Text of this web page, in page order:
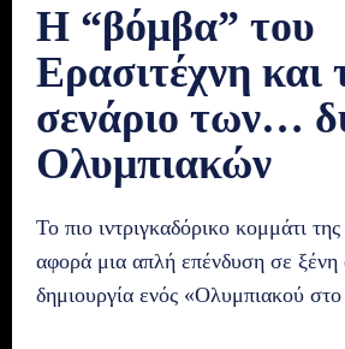
Η “βόμβα” του
Ερασιτέχνη και
σενάριο των…
Ολυμπιακών
Το πιο ιντριγκαδόρικο κομμάτι
αφορά μια απλή επένδυση σε
δημιουργία ενός «Ολυμπιακού